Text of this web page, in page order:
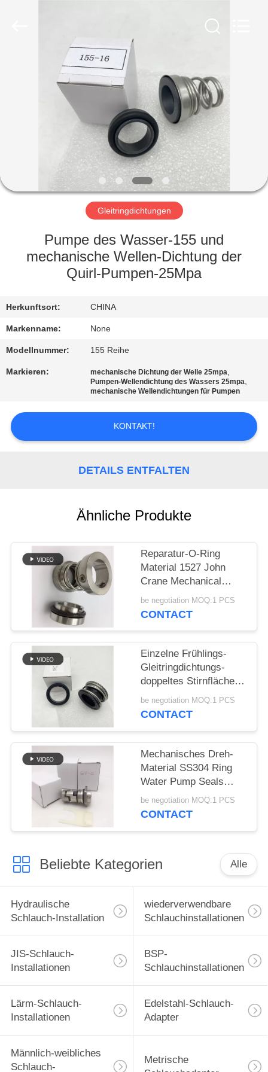
PRODUKTE
FABRIK-
QUALITÄTSKONTROLLE
SIE
MIT
UNS
IN
VERBINDUNG
FORDERN
SIE
PRIVACY
POLICY
Gleitringdichtungen
Pumpe des Wasser-155 und
mechanische Wellen-Dichtung der
Quirl-Pumpen-25Mpa
Herkunftsort: CHINA
Markenname: None
Modellnummer: 155 Reihe
Markieren: mechanische Dichtung der Welle 25mpa,
Pumpen-Wellendichtung des Wassers 25mpa,
mechanische Wellendichtungen für Pumpen
KONTAKT!
DETAILS ENTFALTEN
Ähnliche Produkte
Reparatur-O-Ring
Material 1527 John
Crane Mechanical
Seals SS304
be negotiation MOQ:1 PCS
CONTACT
Einzelne Frühlings-
Gleitringdichtungs-
doppeltes Stirnfläche-
Gummi-Gebrüll
be negotiation MOQ:1 PCS
CONTACT
Mechanisches Dreh-
Material SS304 Ring
Water Pump Seals
12mm
be negotiation MOQ:1 PCS
CONTACT
Beliebte Kategorien Alle
Hydraulische
Schlauch-Installation
wiederverwendbare
Schlauchinstallationen
JIS-Schlauch-
Installationen
BSP-
Schlauchinstallationen
Lärm-Schlauch-
Installationen
Edelstahl-Schlauch-
Adapter
Männlich-weibliches
Schlauch-
Metrische